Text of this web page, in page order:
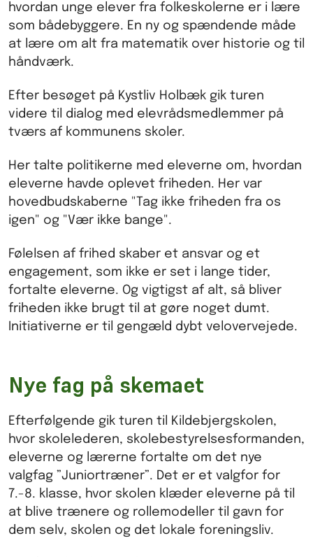
hvordan unge elever fra folkeskolerne er i lære
som bådebyggere. En ny og spændende måde
at lære om alt fra matematik over historie og til
håndværk.
Efter besøget på Kystliv Holbæk gik turen
videre til dialog med elevrådsmedlemmer på
tværs af kommunens skoler.
Her talte politikerne med eleverne om, hvordan
eleverne havde oplevet friheden. Her var
hovedbudskaberne "Tag ikke friheden fra os
igen" og "Vær ikke bange".
Følelsen af frihed skaber et ansvar og et
engagement, som ikke er set i lange tider,
fortalte eleverne. Og vigtigst af alt, så bliver
friheden ikke brugt til at gøre noget dumt.
Initiativerne er til gengæld dybt velovervejede.
Nye fag på skemaet
Efterfølgende gik turen til Kildebjergskolen,
hvor skolelederen, skolebestyrelsesformanden,
eleverne og lærerne fortalte om det nye
valgfag ”Juniortræner”. Det er et valgfor for
7.-8. klasse, hvor skolen klæder eleverne på til
at blive trænere og rollemodeller til gavn for
dem selv, skolen og det lokale foreningsliv.